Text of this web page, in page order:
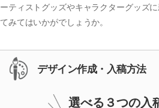
ーティストグッズやキャラクターグッズ
てみてはいかがでしょうか。
デザイン作成・入稿方法
選べる３つの入